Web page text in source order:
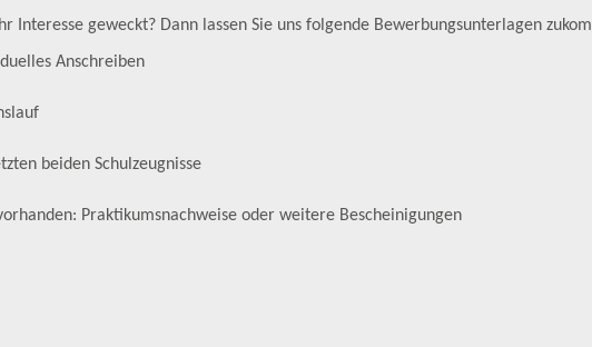
Interesse geweckt? Dann lassen Sie uns folgende Bewerbungsunterlagen
Anschreiben
beiden Schulzeugnisse
Praktikumsnachweise oder weitere Bescheinigungen